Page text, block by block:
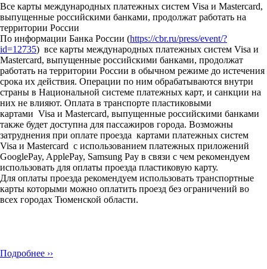
Все карты международных платежных систем Visa и Mastercard,
выпущенные российскими банками, продолжат работать на
территории России
По информации Банка России (https://cbr.ru/press/event/?
id=12735) все карты международных платежных систем Visa и
Mastercard, выпущенные российскими банками, продолжат
работать на территории России в обычном режиме до истечения
срока их действия. Операции по ним обрабатываются внутри
страны в Национальной системе платежных карт, и санкции на
них не влияют. Оплата в транспорте пластиковыми
картами Visa и Mastercard, выпущенные российскими банками
также будет доступна для пассажиров города. Возможны
затруднения при оплате проезда картами платежных систем
Visa и Mastercard с использованием платежных приложений
GooglePay, ApplePay, Samsung Pay в связи с чем рекомендуем
использовать для оплаты проезда пластиковую карту.
Для оплаты проезда рекомендуем использовать транспортные
карты которыми можно оплатить проезд без ограничений во
всех городах Тюменской области.
Подробнее ››